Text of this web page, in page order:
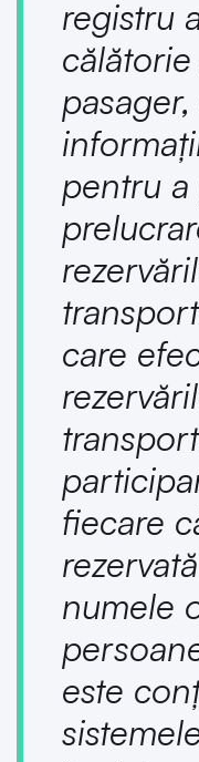
registru
pentru
care
fiecare
numele
este